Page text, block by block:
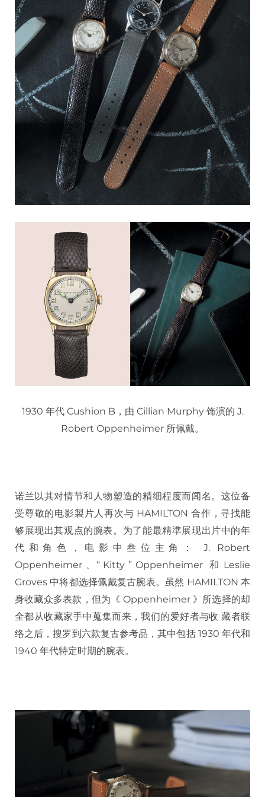
1930 年代 Cushion B，由 Cillian Murphy 饰演的 J.
Robert Oppenheimer 所佩戴。
诺兰以其对情节和人物塑造的精细程度而闻名。这位备
受尊敬的电影製片人再次与 HAMILTON 合作，寻找能
够展现出其观点的腕表。为了能最精準展现出片中的年
代和角色，电影中叁位主角： J. Robert
Oppenheimer 、“ Kitty ” Oppenheimer 和 Leslie
Groves 中将都选择佩戴复古腕表。虽然 HAMILTON 本
身收藏众多表款，但为《 Oppenheimer 》所选择的却
全都从收藏家手中蒐集而来，我们的爱好者与收 藏者联
络之后，搜罗到六款复古参考品，其中包括 1930 年代和
1940 年代特定时期的腕表。